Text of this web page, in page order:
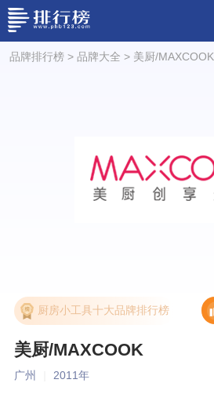
品牌排行榜> 品牌大全 > 美厨/MAXCOOK
厨房小工具十大品牌排行榜
美厨/MAXCOOK
广州 2011年